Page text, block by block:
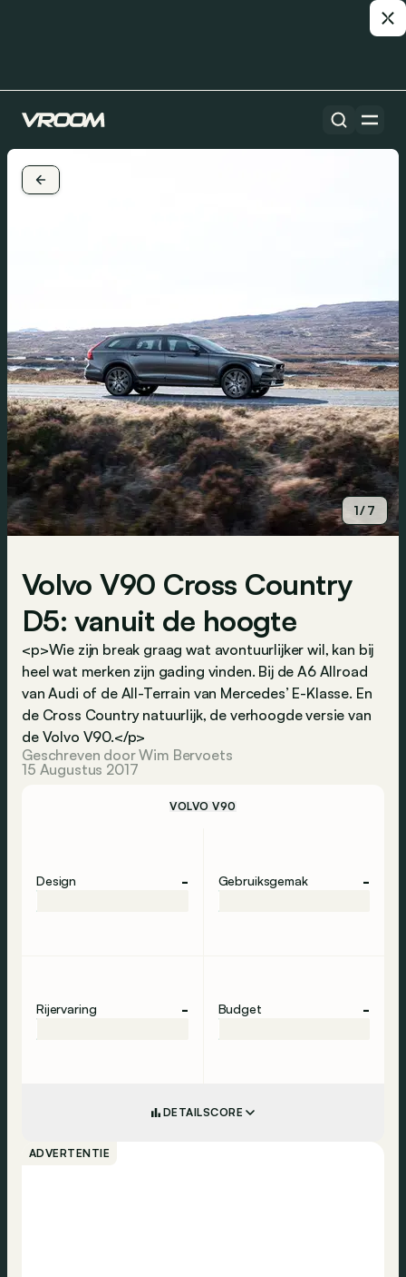
1/7
Volvo V90 Cross Country
D5: vanuit de hoogte
<p>Wie zijn break graag wat avontuurlijker wil, kan bij
heel wat merken zijn gading vinden. Bij de A6 Allroad
van Audi of de All-Terrain van Mercedes’ E-Klasse. En
de Cross Country natuurlijk, de verhoogde versie van
de Volvo V90.</p>
Geschreven door Wim Bervoets
15 Augustus 2017
VOLVO V90
Design - Gebruiksgemak -
Rijervaring - Budget -
DETAILSCORE
ADVERTENTIE